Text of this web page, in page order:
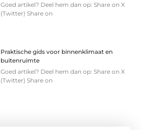
Goed artikel? Deel hem dan op: Share on X
(Twitter) Share on
Praktische gids voor binnenklimaat en
buitenruimte
Goed artikel? Deel hem dan op: Share on X
(Twitter) Share on